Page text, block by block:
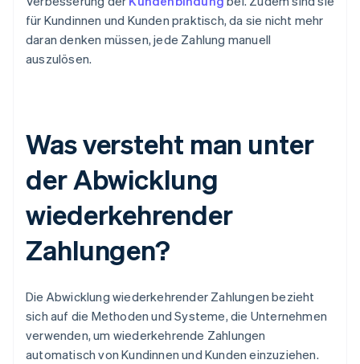
für Kundinnen und Kunden praktisch, da sie nicht mehr
daran denken müssen, jede Zahlung manuell
auszulösen.
Was versteht man unter
der Abwicklung
wiederkehrender
Zahlungen?
Die Abwicklung wiederkehrender Zahlungen bezieht
sich auf die Methoden und Systeme, die Unternehmen
verwenden, um wiederkehrende Zahlungen
automatisch von Kundinnen und Kunden einzuziehen.